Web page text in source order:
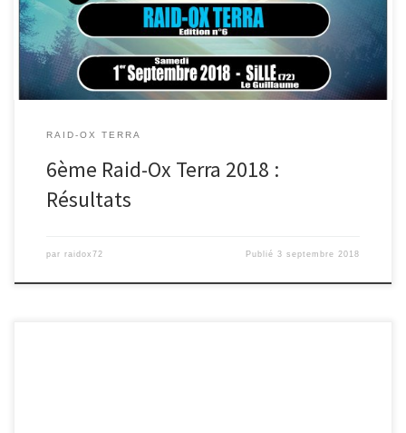
RAID-OX TERRA
6ème Raid-Ox Terra 2018 :
Résultats
par raidox72 Publié3 septembre 2018